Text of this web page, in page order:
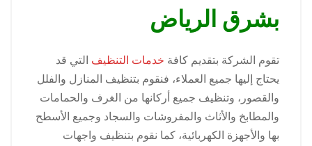
بشرق الرياض
تقوم الشركة بتقديم كافة خدمات التنظيف التي قد
يحتاج إليها جميع العملاء، فنقوم بتنظيف المنازل والفلل
والقصور، وتنظيف جميع أركانها من الغرف والحمامات
والمطابخ والأثاث والمفروشات والسجاد وجميع الأسطح
بها والأجهزة الكهربائية، كما نقوم بتنظيف واجهات